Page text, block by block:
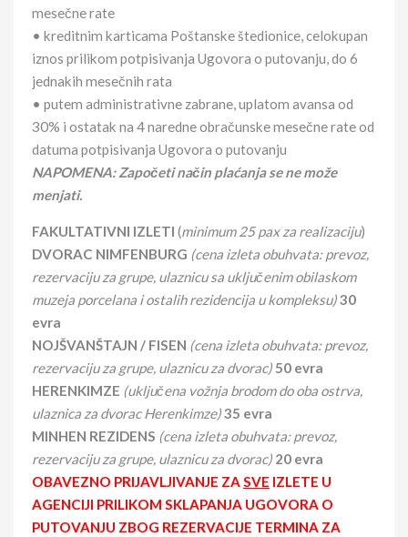
mesečne rate
• kreditnim karticama Poštanske štedionice, celokupan
iznos prilikom potpisivanja Ugovora o putovanju, do 6
jednakih mesečnih rata
• putem administrativne zabrane, uplatom avansa od
30% i ostatak na 4 naredne obračunske mesečne rate od
datuma potpisivanja Ugovora o putovanju
NAPOMENA: Započeti način plaćanja se ne može
menjati.
FAKULTATIVNI IZLETI (minimum 25 pax za realizaciju)
DVORAC NIMFENBURG (cena izleta obuhvata: prevoz,
rezervaciju za grupe, ulaznicu sa uključenim obilaskom
muzeja porcelana i ostalih rezidencija u kompleksu)30
evra
NOJŠVANŠTAJN / FISEN (cena izleta obuhvata: prevoz,
rezervaciju za grupe, ulaznicu za dvorac) 50 evra
HERENKIMZE (uključena vožnja brodom do oba ostrva,
ulaznica za dvorac Herenkimze)35 evra
MINHEN REZIDENS (cena izleta obuhvata: prevoz,
rezervaciju za grupe, ulaznicu za dvorac) 20 evra
OBAVEZNO PRIJAVLJIVANJE ZASVE IZLETE U
AGENCIJI PRILIKOM SKLAPANJA UGOVORA O
PUTOVANJU ZBOG REZERVACIJE TERMINA ZA